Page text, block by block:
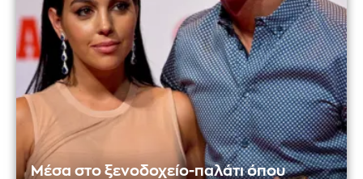
Μέσα στο ξενοδοχείο-παλάτι όπου